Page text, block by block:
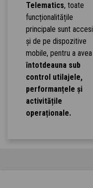
Telematics, toate
funcționalitățile
principale sunt
și de pe dispozitive
mobile, pentru a avea
întotdeauna sub
control utilajele,
performanțele și
activitățile
operaționale.